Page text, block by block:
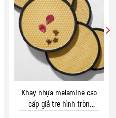
Khay nhựa melamine cao
cấp giả tre hình tròn
phong cách Nhật Bản